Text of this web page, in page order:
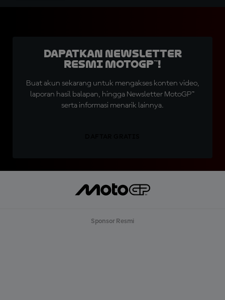
Dapatkan Newsletter
Resmi MotoGP™!
Buat akun sekarang untuk mengakses konten video,
laporan hasil balapan, hingga Newsletter MotoGP™
serta informasi menarik lainnya.
Sponsor Resmi